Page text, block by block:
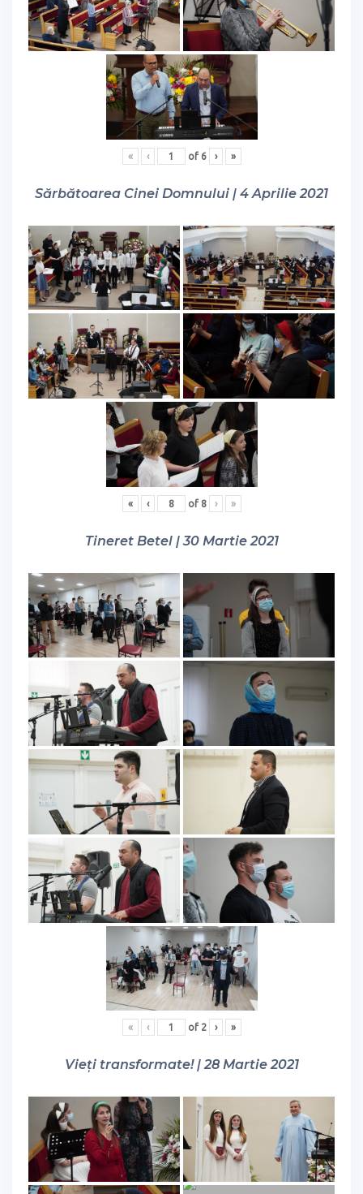
« ‹ of 6 › »
Sărbătoarea Cinei Domnului | 4 Aprilie 2021
« ‹ of 8 › »
Tineret Betel | 30 Martie 2021
« ‹ of 2 › »
Vieți transformate! | 28 Martie 2021